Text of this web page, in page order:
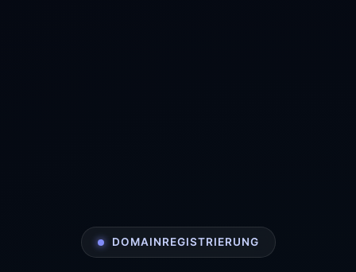
DOMAINREGISTRIERUNG